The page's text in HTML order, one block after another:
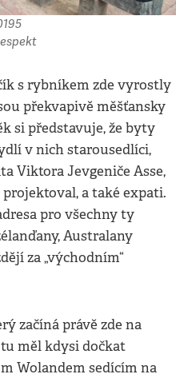
s rybníkem zde vyrostly
překvapivě měšťansky
si představuje, že byty
v nich starousedlíci,
Viktora Jevgeniče Asse,
a také expati.
pro všechny ty
Australany
za „východním“
začíná právě zde na
měl kdysi dočkat
Wolandem sedícím na